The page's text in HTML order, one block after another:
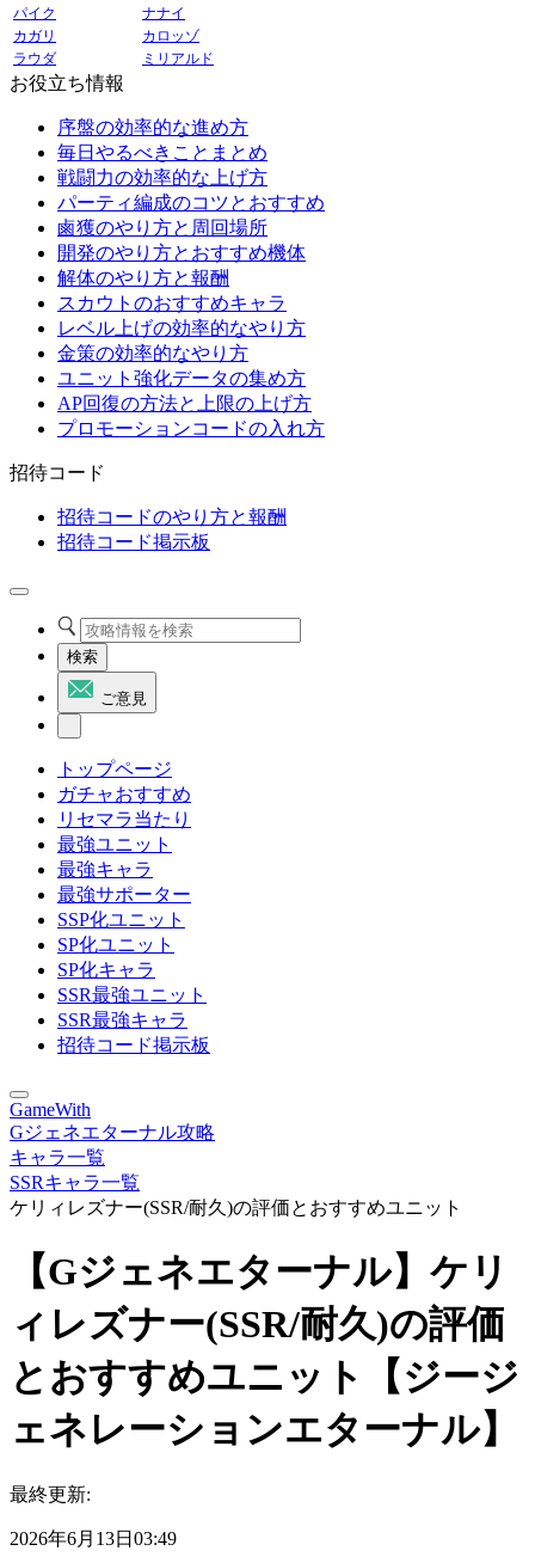
パイク
ナナイ
カガリ
カロッゾ
ラウダ
ミリアルド
お役立ち情報
序盤の効率的な進め方
毎日やるべきことまとめ
戦闘力の効率的な上げ方
パーティ編成のコツとおすすめ
鹵獲のやり方と周回場所
開発のやり方とおすすめ機体
解体のやり方と報酬
スカウトのおすすめキャラ
レベル上げの効率的なやり方
金策の効率的なやり方
ユニット強化データの集め方
AP回復の方法と上限の上げ方
プロモーションコードの入れ方
招待コード
招待コードのやり方と報酬
招待コード掲示板
検索
ご意見
トップページ
ガチャおすすめ
リセマラ当たり
最強ユニット
最強キャラ
最強サポーター
SSP化ユニット
SP化ユニット
SP化キャラ
SSR最強ユニット
SSR最強キャラ
招待コード掲示板
GameWith
Gジェネエターナル攻略
キャラ一覧
SSRキャラ一覧
ケリィレズナー(SSR/耐久)の評価とおすすめユニット
【Gジェネエターナル】ケリ
ィレズナー(SSR/耐久)の評価
とおすすめユニット【ジージ
ェネレーションエターナル】
最終更新:
2026年6月13日03:49